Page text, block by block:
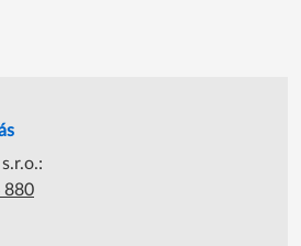
880